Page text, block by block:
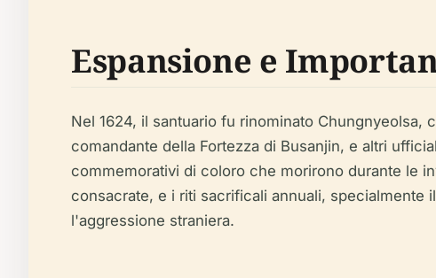
Espansione e
Nel 1624, il santuario fu rinominato Chungnyeolsa,
comandante della Fortezza di Busanjin, e altri
commemorativi di coloro che morirono durante le
consacrate, e i riti sacrificali annuali,
l'aggressione straniera.